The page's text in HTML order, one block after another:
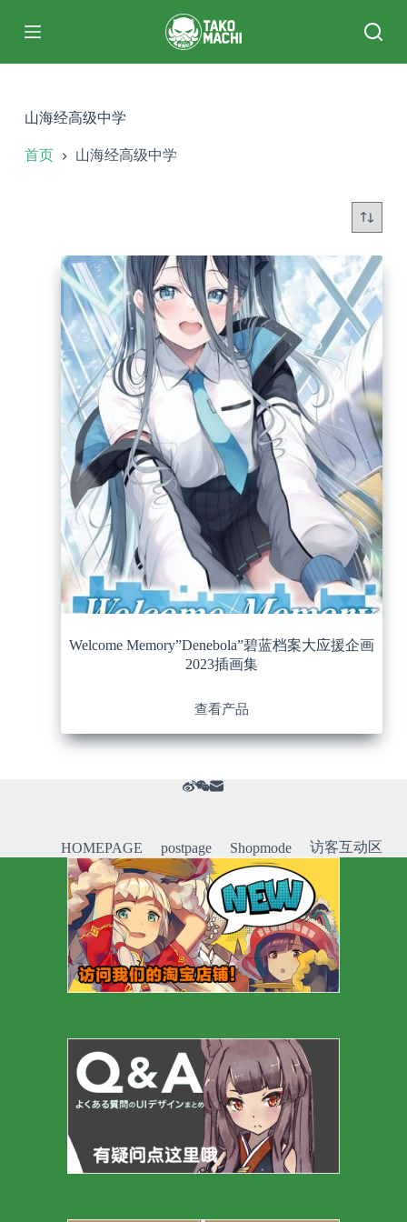
过
山海经高级中学
首页 山海经高级中学
Welcome Memory”Denebola”碧蓝档案大应援企画
2023插画集
查看产品
HOMEPAGE postpage Shopmode 访客互动区